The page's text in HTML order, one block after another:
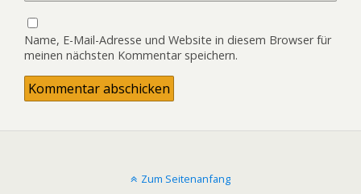
Name, E-Mail-Adresse und Website in diesem Browser für
meinen nächsten Kommentar speichern.
Zum Seitenanfang